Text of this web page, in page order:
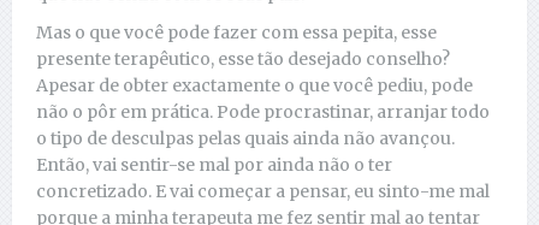
Mas o que você pode fazer com essa pepita, esse
presente terapêutico, esse tão desejado conselho?
Apesar de obter exactamente o que você pediu, pode
não o pôr em prática. Pode procrastinar, arranjar todo
o tipo de desculpas pelas quais ainda não avançou.
Então, vai sentir-se mal por ainda não o ter
concretizado. E vai começar a pensar, eu sinto-me mal
porque a minha terapeuta me fez sentir mal ao tentar